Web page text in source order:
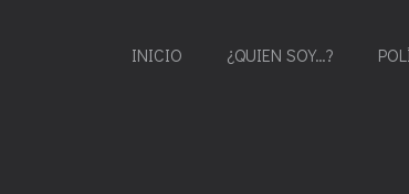
INICIO ¿QUIEN SOY…?